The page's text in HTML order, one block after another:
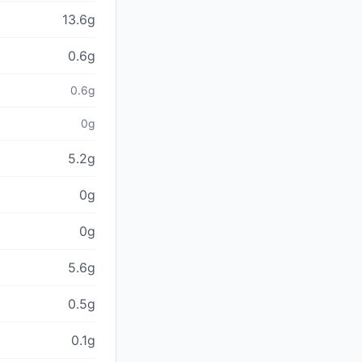
13.6g
0.6g
0.6g
0g
5.2g
0g
0g
5.6g
0.5g
0.1g